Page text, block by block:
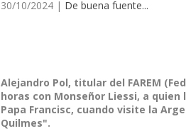
30/10/2024 | De buena fuente...
Alejandro Pol, titular del FAREM
horas con Monseñor Liessi, a
Papa Francisc, cuando visite la
Quilmes".